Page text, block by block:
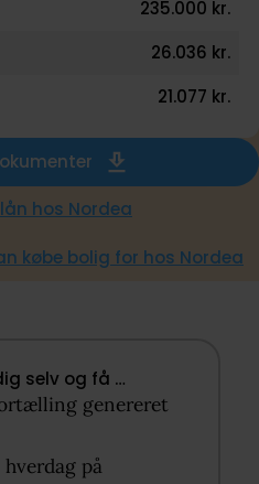
235.000 kr.
26.036 kr.
21.077 kr.
hos Nordea
købe bolig for hos Nordea
selv og få …​
genereret
på